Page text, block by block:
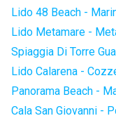
Lido 48 Beach -
Lido Metamare -
Spiaggia Di Torre
Lido Calarena -
Panorama Beach -
Cala San Giovanni -